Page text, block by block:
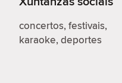
concertos, festivais,
karaoke, deportes